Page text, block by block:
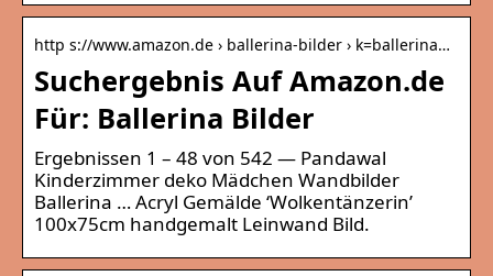
http s://www.amazon.de › ballerina-bilder › k=ballerina…
Suchergebnis Auf Amazon.de
Für: Ballerina Bilder
Ergebnissen 1 – 48 von 542 — Pandawal
Kinderzimmer deko Mädchen Wandbilder
Ballerina … Acryl Gemälde ‘Wolkentänzerin’
100x75cm handgemalt Leinwand Bild.